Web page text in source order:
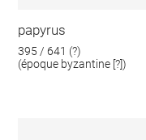
papyrus
395 / 641 (?)
(époque byzantine [?])